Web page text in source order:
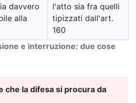
e interruzione: due cose
davvero
alla
l'atto sia fra quelli
tipizzati dall'art.
160
che la difesa si procura da